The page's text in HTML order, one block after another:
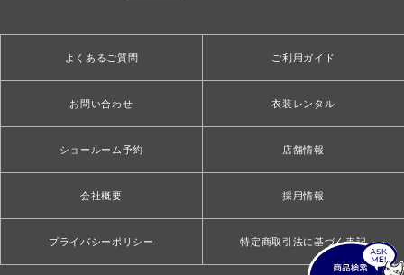
よくあるご質問 ご利用ガイド
お問い合わせ 衣装レンタル
ショールーム予約 店舗情報
会社概要 採用情報
プライバシーポリシー 特定商取引法に基づく表記